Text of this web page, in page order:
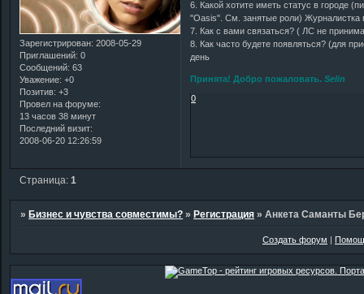
Зарегистрирован: 2008-05-29
Приглашений: 0
Сообщений: 63
Уважение: +0
Позитив: +3
Провел на форуме:
13 часов 38 минут
Последний визит:
2008-06-20 12:26:59
6. Какой хотите иметь статус в городе
"Oasis". См. занятые роли) Журналистка
7. Как с вами связаться? ( ЛС не
8. Как часто будете появляться? (для
день
Принята! Добро пожаловать.Selin
0
Страница:1
»Бизнес и чувства совместимы? »Регистрация »Анкета Саманты
Создать форум |